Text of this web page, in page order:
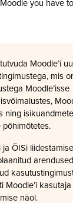
Moodle you have
Moodle’i
mis
Moodle’isse
ning
põhimõtetes.
ja ÕISi
Moodle’i
näol.